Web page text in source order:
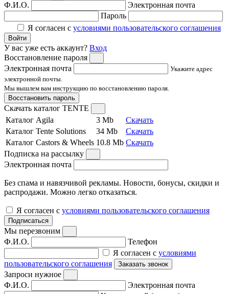
Ф.И.О.
Электронная почта
Пароль
Я согласен с условиями пользовательского соглашения
Войти
У вас уже есть аккаунт? Вход
Восстановление пароля
Электронная почта
Укажите адрес
электронной почты.
Мы вышлем вам инструкцию по восстановлению пароля.
Восстановить пароль
Скачать каталог TENTE
Каталог Agila
3 Mb
Скачать
Каталог Tente Solutions
34 Mb
Скачать
Каталог Castors & Wheels 10.8 Mb Скачать
Подписка на рассылку
Электронная почта
Без спама и навязчивой рекламы. Новости, бонусы, скидки и
распродажи. Можно легко отказаться.
Я согласен с условиями пользовательского соглашения
Подписаться
Мы перезвоним
Ф.И.О.
Телефон
Я согласен с условиями
пользовательского соглашения
Заказать звонок
Запроси нужное
Ф.И.О.
Электронная почта